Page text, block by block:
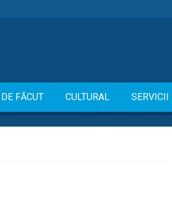
DE FĂCUT CULTURAL SERVICII